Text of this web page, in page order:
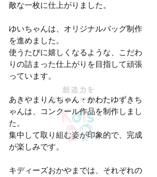
敵な一枚に仕上がりました。
ゆいちゃんは、オリジナルバッグ制作
を進めました。
使うたびに嬉しくなるような、こだわ
りの詰まった仕上がりを目指して頑張
っています。
あきやまりんちゃん・かわたゆずきち
ゃんは、コンクール作品を制作しまし
た。
集中して取り組む姿が印象的で、完成
が楽しみです。
キディーズおかやまでは、それぞれの